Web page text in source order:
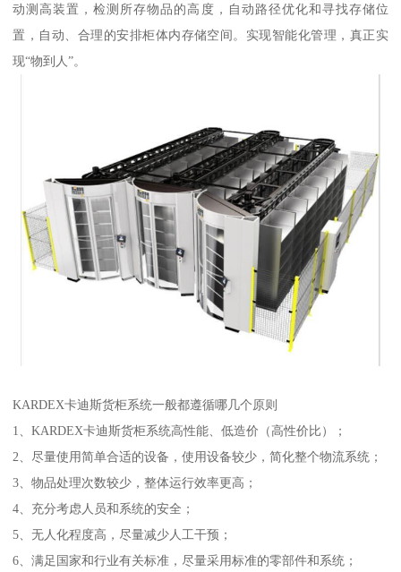
动测高装置，检测所存物品的高度，自动路径优化和寻找存储位
置，自动、合理的安排柜体内存储空间。实现智能化管理，真正实
现“物到人”。
KARDEX卡迪斯货柜系统一般都遵循哪几个原则
1、KARDEX卡迪斯货柜系统高性能、低造价（高性价比）；
2、尽量使用简单合适的设备，使用设备较少，简化整个物流系统；
3、物品处理次数较少，整体运行效率更高；
4、充分考虑人员和系统的安全；
5、无人化程度高，尽量减少人工干预；
6、满足国家和行业有关标准，尽量采用标准的零部件和系统；